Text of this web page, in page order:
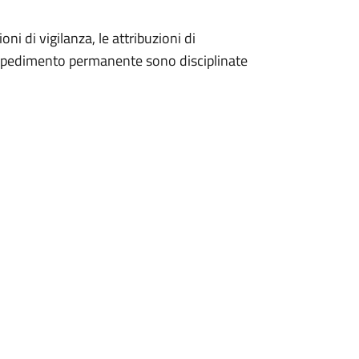
di vigilanza, le attribuzioni di
permanente sono disciplinate